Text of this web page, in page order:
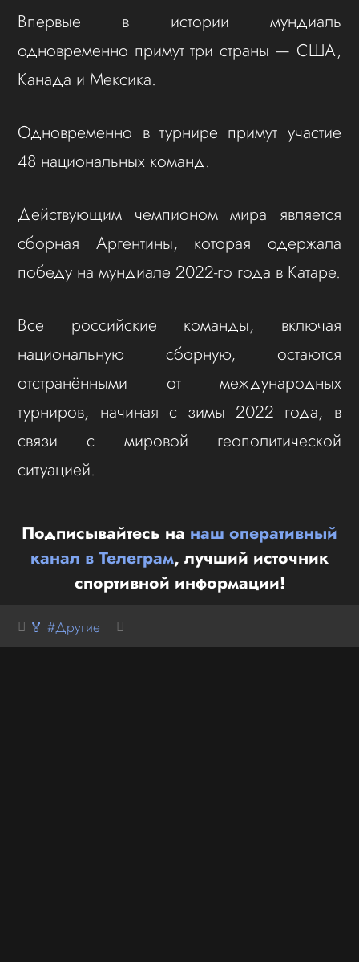
Впервые в истории мундиаль
одновременно примут три страны — США,
Канада и Мексика.
Одновременно в турнире примут участие
48 национальных команд.
Действующим чемпионом мира является
сборная Аргентины, которая одержала
победу на мундиале 2022-го года в Катаре.
Все российские команды, включая
национальную сборную, остаются
отстранёнными от международных
турниров, начиная с зимы 2022 года, в
связи с мировой геополитической
ситуацией.
Подписывайтесь на наш оперативный
канал в Телеграм, лучший источник
спортивной информации!
🏅 #Другие